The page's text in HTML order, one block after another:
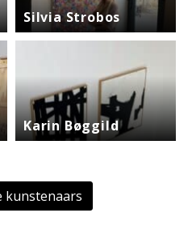
Silvia Strobos
Karin Bøggild
kunstenaars